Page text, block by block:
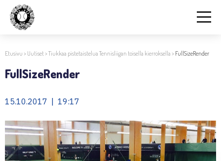
Etusivu > Uutiset>Tiukkaa pistetaistelua Tennisliigan toisella kierroksella > FullSizeRender
FullSizeRender
15.10.2017 | 19:17